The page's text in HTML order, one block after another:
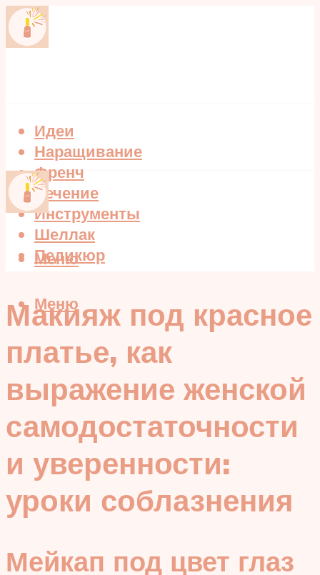
Идеи
Наращивание
Френч
Лечение
Инструменты
Шеллак
Педикюр
Меню
Меню
Макияж под красное
платье, как
выражение женской
самодостаточности
и уверенности:
уроки соблазнения
Мейкап под цвет глаз